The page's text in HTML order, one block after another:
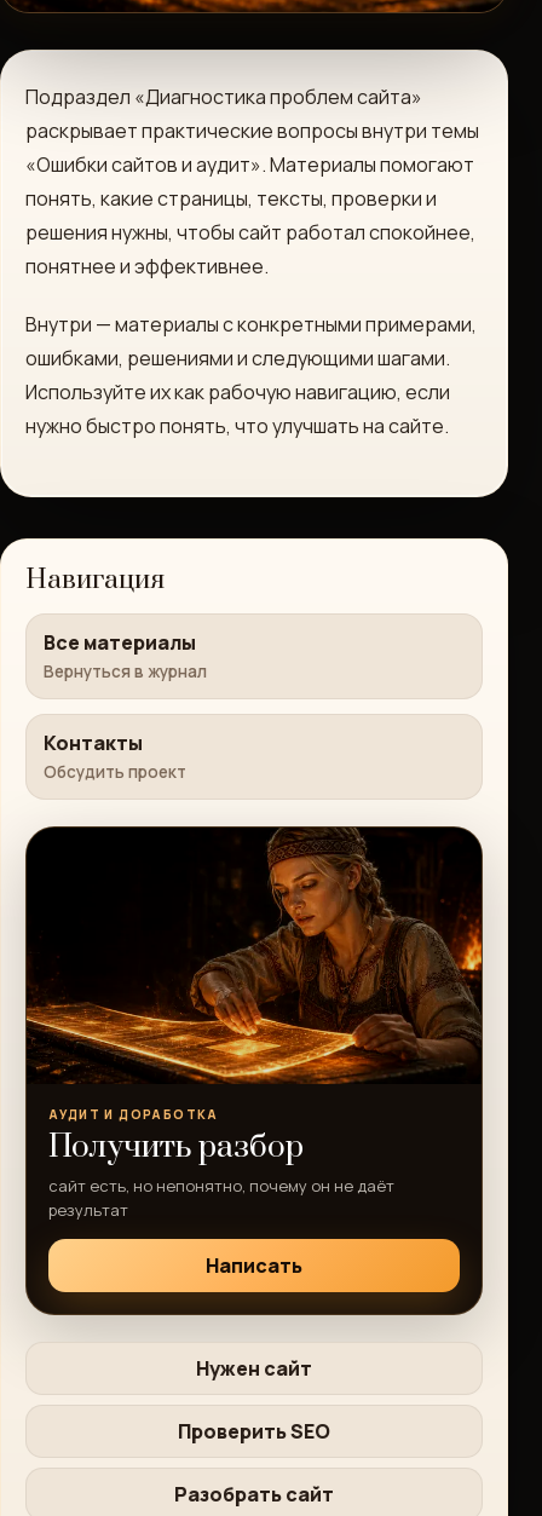
Подраздел «Диагностика проблем сайта»
раскрывает практические вопросы внутри темы
«Ошибки сайтов и аудит». Материалы помогают
понять, какие страницы, тексты, проверки и
решения нужны, чтобы сайт работал спокойнее,
понятнее и эффективнее.
Внутри — материалы с конкретными примерами,
ошибками, решениями и следующими шагами.
Используйте их как рабочую навигацию, если
нужно быстро понять, что улучшать на сайте.
Навигация
Все материалы
Вернуться в журнал
Контакты
Обсудить проект
АУДИТ И ДОРАБОТКА
Получить разбор
сайт есть, но непонятно, почему он не даёт
результат
Написать
Нужен сайт
Проверить SEO
Разобрать сайт